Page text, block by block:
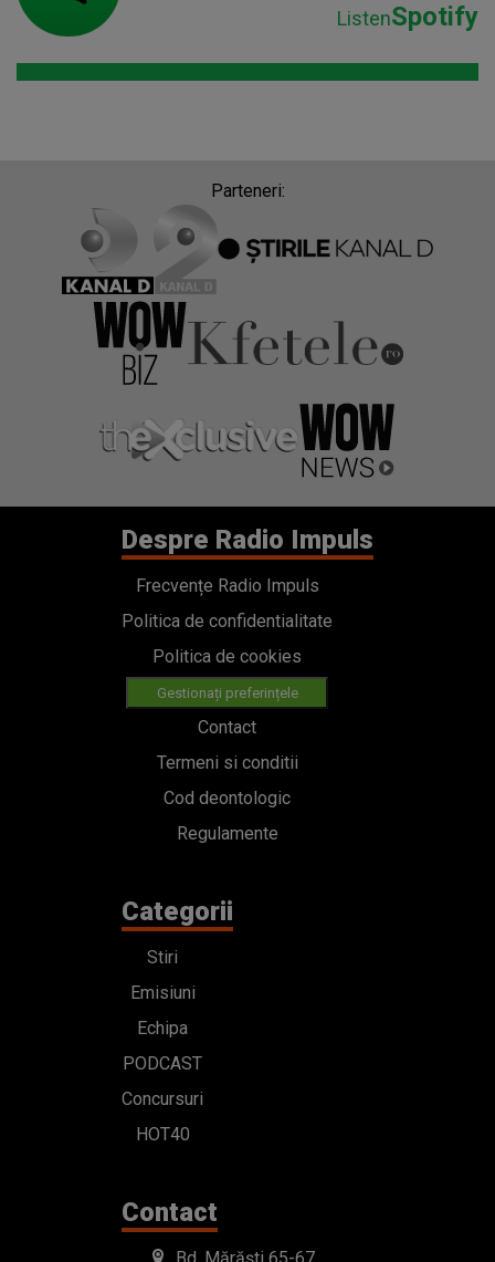
ListenSpotify
Parteneri:
Despre Radio Impuls
Frecvențe Radio Impuls
Politica de confidentialitate
Politica de cookies
Gestionați preferințele
Contact
Termeni si conditii
Cod deontologic
Regulamente
Categorii
Stiri
Emisiuni
Echipa
PODCAST
Concursuri
HOT40
Contact